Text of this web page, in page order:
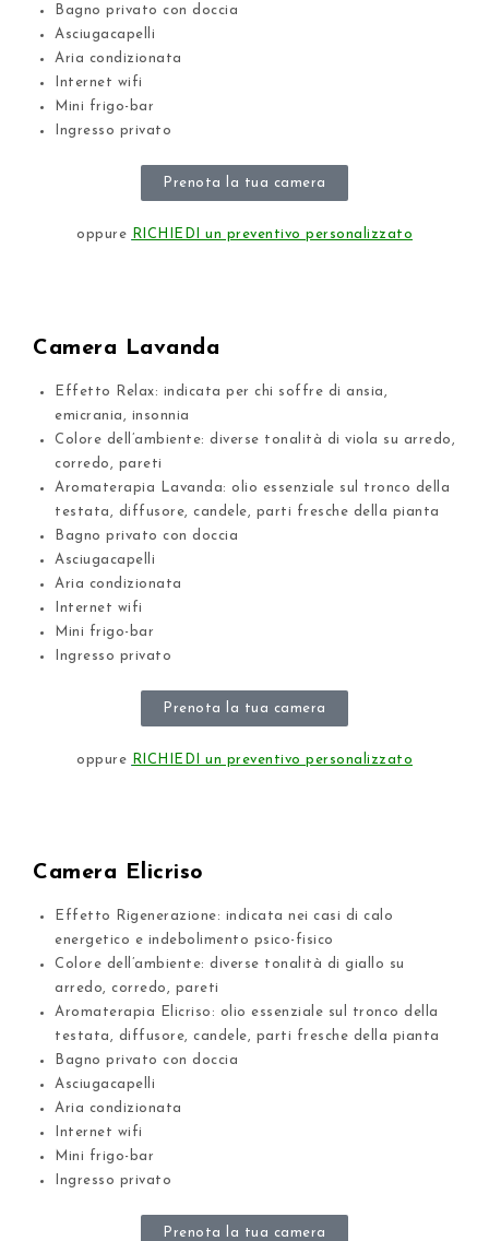
Bagno privato con doccia
Asciugacapelli
Aria condizionata
Internet wifi
Mini frigo-bar
Ingresso privato
Prenota la tua camera
oppure RICHIEDI un preventivo personalizzato
Camera Lavanda
Effetto Relax: indicata per chi soffre di ansia,
emicrania, insonnia
Colore dell’ambiente: diverse tonalità di viola su arredo,
corredo, pareti
Aromaterapia Lavanda: olio essenziale sul tronco della
testata, diffusore, candele, parti fresche della pianta
Bagno privato con doccia
Asciugacapelli
Aria condizionata
Internet wifi
Mini frigo-bar
Ingresso privato
Prenota la tua camera
oppure RICHIEDI un preventivo personalizzato
Camera Elicriso
Effetto Rigenerazione: indicata nei casi di calo
energetico e indebolimento psico-fisico
Colore dell’ambiente: diverse tonalità di giallo su
arredo, corredo, pareti
Aromaterapia Elicriso: olio essenziale sul tronco della
testata, diffusore, candele, parti fresche della pianta
Bagno privato con doccia
Asciugacapelli
Aria condizionata
Internet wifi
Mini frigo-bar
Ingresso privato
Prenota la tua camera